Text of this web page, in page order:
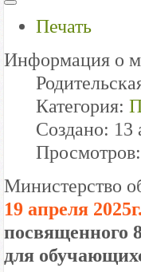
Печать
Информация о
Категория:
Создано: 13
Министерство
19 апреля
посвященного
для